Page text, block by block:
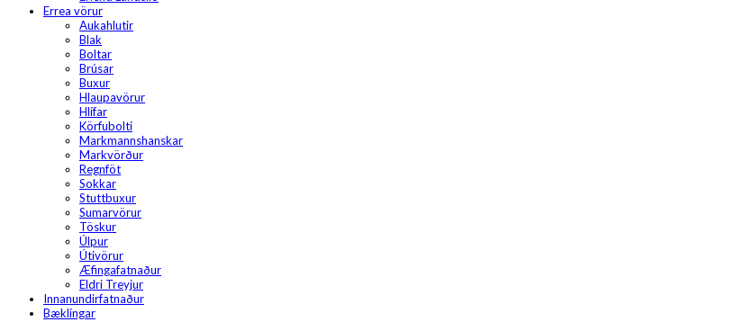
Errea vörur
Aukahlutir
Blak
Boltar
Brúsar
Buxur
Hlaupavörur
Hlífar
Körfubolti
Markmannshanskar
Markvörður
Regnföt
Sokkar
Stuttbuxur
Sumarvörur
Töskur
Úlpur
Útivörur
Æfingafatnaður
Eldri Treyjur
Innanundirfatnaður
Bæklingar